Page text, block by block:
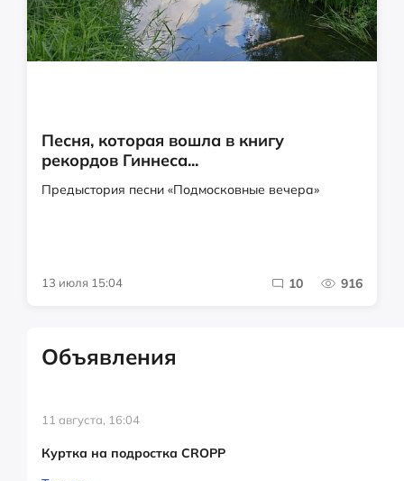
Песня, которая вошла в книгу
рекордов Гиннеса...
Предыстория песни «Подмосковные вечера»
13 июля 15:04 10 916
Объявления
11 августа, 16:04
Куртка на подростка CROPP